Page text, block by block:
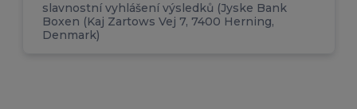
slavnostní vyhlášení výsledků (Jyske Bank
Boxen (Kaj Zartows Vej 7, 7400 Herning,
Denmark)